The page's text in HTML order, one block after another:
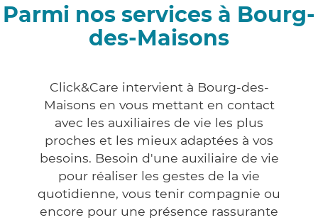
Parmi nos services à Bourg-
des-Maisons
Click&Care intervient à Bourg-des-
Maisons en vous mettant en contact
avec les auxiliaires de vie les plus
proches et les mieux adaptées à vos
besoins. Besoin d'une auxiliaire de vie
pour réaliser les gestes de la vie
quotidienne, vous tenir compagnie ou
encore pour une présence rassurante